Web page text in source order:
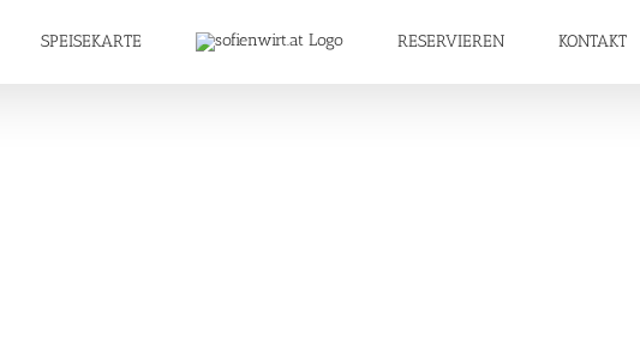
SPEISEKARTE RESERVIEREN KONTAKT